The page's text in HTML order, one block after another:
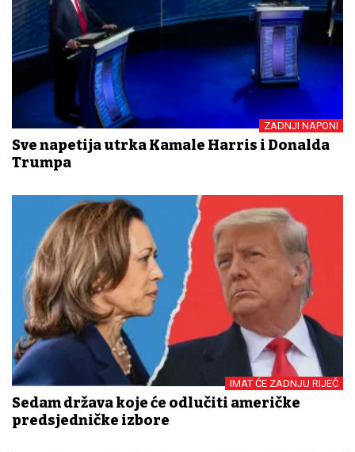
ZADNJI NAPONI
Sve napetija utrka Kamale Harris i Donalda
Trumpa
IMAT ĆE ZADNJU RIJEČ
Sedam država koje će odlučiti američke
predsjedničke izbore